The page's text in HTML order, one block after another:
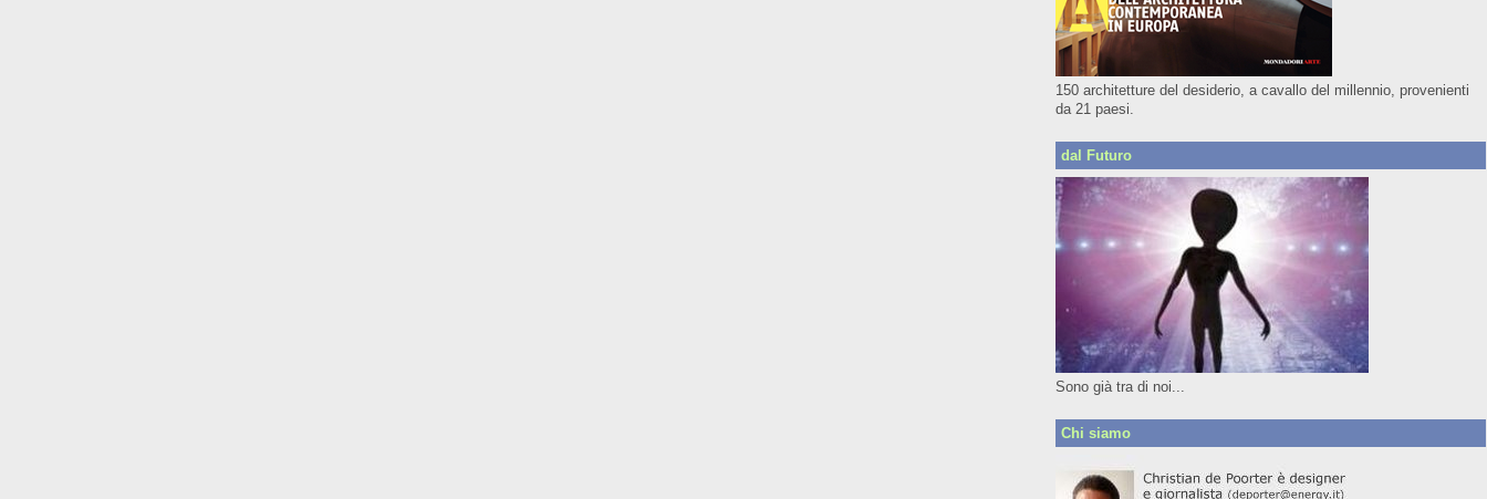
150 architetture del desiderio, a cavallo del millennio, provenienti
da 21 paesi.
dal Futuro
Sono già tra di noi...
Chi siamo